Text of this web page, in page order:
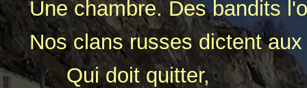
Une chambre. Des bandits
Nos clans russes dictent
Qui doit quitter,